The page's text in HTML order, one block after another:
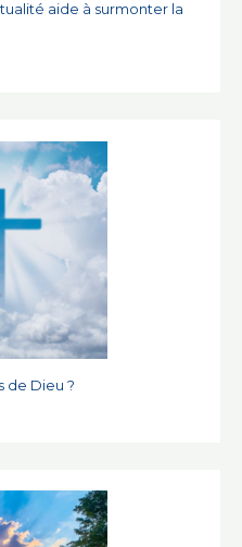
aide à surmonter la
de Dieu ?